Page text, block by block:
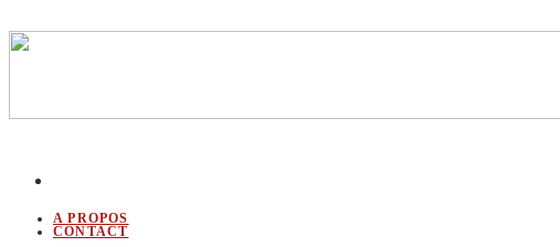
A PROPOS
CONTACT